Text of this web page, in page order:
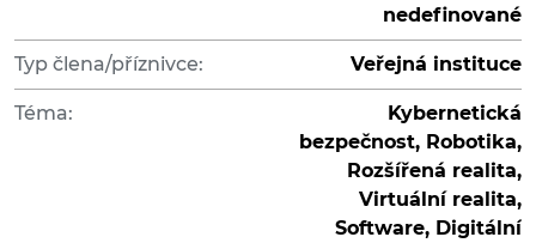
nedefinované
Typ člena/příznivce: Veřejná instituce
Téma:
Kybernetická
bezpečnost, Robotika,
Rozšířená realita,
Virtuální realita,
Software, Digitální